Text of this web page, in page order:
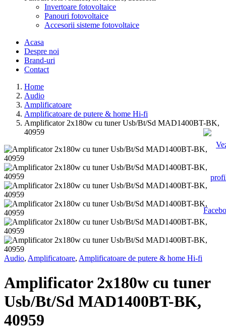
Invertoare fotovoltaice
Panouri fotovoltaice
Accesorii sisteme fotovoltaice
Acasa
Despre noi
Brand-uri
Contact
Home
Audio
Amplificatoare
Amplificatoare de putere & home Hi-fi
Amplificator 2x180w cu tuner Usb/Bt/Sd MAD1400BT-BK,
40959
Audio, Amplificatoare, Amplificatoare de putere & home Hi-fi
Amplificator 2x180w cu tuner
Usb/Bt/Sd MAD1400BT-BK,
40959